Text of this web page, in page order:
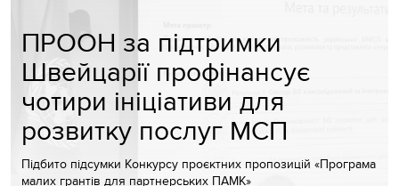
ПРООН за підтримки
Швейцарії профінансує
чотири ініціативи для
розвитку послуг МСП
Підбито підсумки Конкурсу проєктних пропозицій «Програма
малих грантів для партнерських ПАМК»